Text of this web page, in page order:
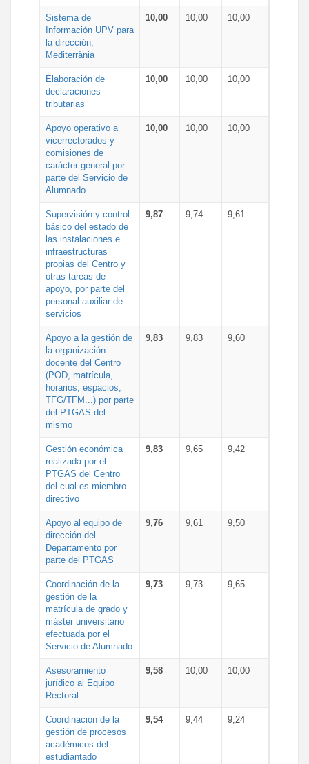
Sistema de
Información UPV para
la dirección,
Mediterrània
10,00 10,00 10,00
Elaboración de
declaraciones
tributarias
10,00 10,00 10,00
Apoyo operativo a
vicerrectorados y
comisiones de
carácter general por
parte del Servicio de
Alumnado
10,00 10,00 10,00
Supervisión y control
básico del estado de
las instalaciones e
infraestructuras
propias del Centro y
otras tareas de
apoyo, por parte del
personal auxiliar de
servicios
9,87 9,74 9,61
Apoyo a la gestión de
la organización
docente del Centro
(POD, matrícula,
horarios, espacios,
TFG/TFM...) por parte
del PTGAS del
mismo
9,83 9,83 9,60
Gestión económica
realizada por el
PTGAS del Centro
del cual es miembro
directivo
9,83 9,65 9,42
Apoyo al equipo de
dirección del
Departamento por
parte del PTGAS
9,76 9,61 9,50
Coordinación de la
gestión de la
matrícula de grado y
máster universitario
efectuada por el
Servicio de Alumnado
9,73 9,73 9,65
Asesoramiento
jurídico al Equipo
Rectoral
9,58 10,00 10,00
Coordinación de la
gestión de procesos
académicos del
estudiantado
9,54 9,44 9,24